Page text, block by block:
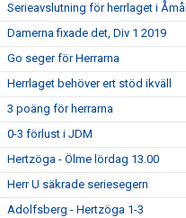
Serieavslutning för herrlaget i Åmål
Damerna fixade det, Div 1 2019
Go seger för Herrarna
Herrlaget behöver ert stöd ikväll
3 poäng för herrarna
0-3 förlust i JDM
Hertzöga - Ölme lördag 13.00
Herr U säkrade seriesegern
Adolfsberg - Hertzöga 1-3